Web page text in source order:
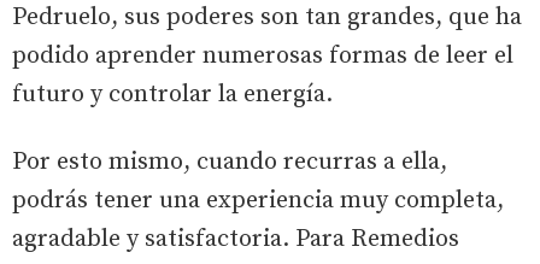
Pedruelo, sus poderes son tan grandes, que ha
podido aprender numerosas formas de leer el
futuro y controlar la energía.
Por esto mismo, cuando recurras a ella,
podrás tener una experiencia muy completa,
agradable y satisfactoria. Para Remedios